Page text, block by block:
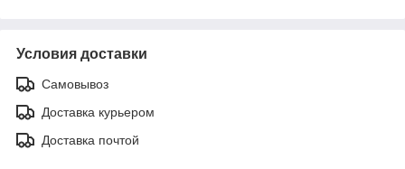
Условия доставки
Самовывоз
Доставка курьером
Доставка почтой